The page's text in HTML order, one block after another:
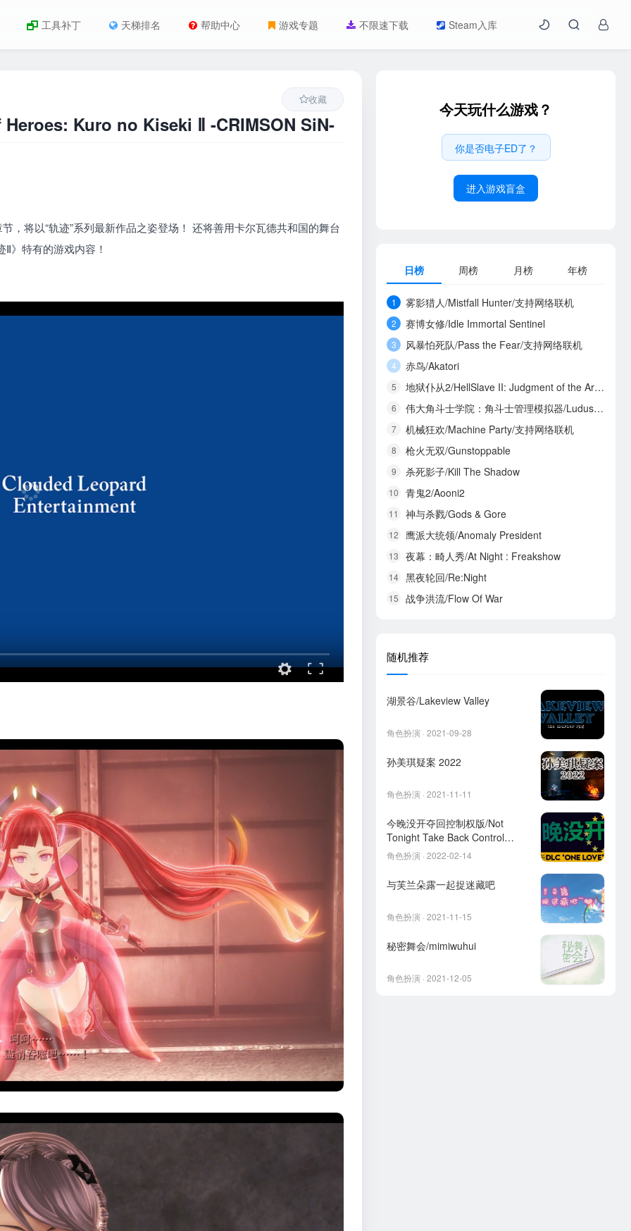
工具补丁 天梯排名 帮助中心 游戏专题 不限速下载 Steam入库
Kuro no Kiseki Ⅱ -CRIMSON SiN-
收藏
将以“轨迹”系列最新作品之姿登场！ 还将善用卡尔瓦德共和国的舞台
》特有的游戏内容！
今天玩什么游戏？
你是否电子ED了？
进入游戏盲盒
日榜 周榜 月榜 年榜
1 雾影猎人/Mistfall Hunter/支持网络联机
2 赛博女修/Idle Immortal Sentinel
3 风暴怕死队/Pass the Fear/支持网络联机
4 赤鸟/Akatori
5 地狱仆从2/HellSlave II: Judgment of the Archon
6 伟大角斗士学院：角斗士管理模拟器/Ludus Magnatus: Gladiator Manager Simulator
7 机械狂欢/Machine Party/支持网络联机
8 枪火无双/Gunstoppable
9 杀死影子/Kill The Shadow
10 青鬼2/Aooni2
11 神与杀戮/Gods & Gore
12 鹰派大统领/Anomaly President
13 夜幕：畸人秀/At Night : Freakshow
14 黑夜轮回/Re:Night
15 战争洪流/Flow Of War
随机推荐
湖景谷/Lakeview Valley
角色扮演 · 2021-09-28
孙美琪疑案 2022
角色扮演 · 2021-11-11
今晚没开夺回控制权版/Not
Tonight Take Back Control
Edition
角色扮演 · 2022-02-14
与芙兰朵露一起捉迷藏吧
角色扮演 · 2021-11-15
秘密舞会/mimiwuhui
角色扮演 · 2021-12-05